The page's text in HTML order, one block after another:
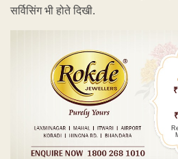
सर्विसिंग भी होते दिखी.